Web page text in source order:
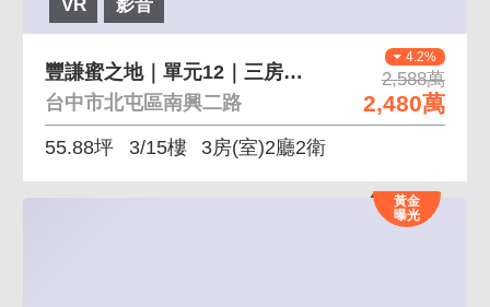
VR 影音
4.2%
2,588萬
2,480萬
豐謙蜜之地｜單元12｜三房專有大露台｜連號雙平車
台中市北屯區南興二路
55.88坪 3/15樓 3房(室)2廳2衛
黃金
曝光